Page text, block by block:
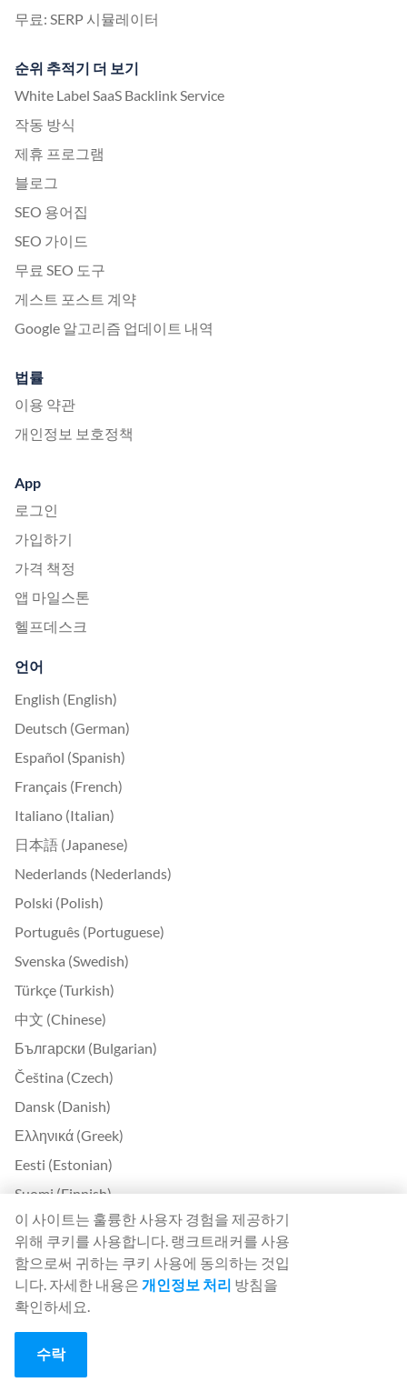
무료: SERP 시뮬레이터
순위 추적기 더 보기
White Label SaaS Backlink Service
작동 방식
제휴 프로그램
블로그
SEO 용어집
SEO 가이드
무료 SEO 도구
게스트 포스트 계약
Google 알고리즘 업데이트 내역
법률
이용 약관
개인정보 보호정책
App
로그인
가입하기
가격 책정
앱 마일스톤
헬프데스크
언어
English (English)
Deutsch (German)
Español (Spanish)
Français (French)
Italiano (Italian)
日本語 (Japanese)
Nederlands (Nederlands)
Polski (Polish)
Português (Portuguese)
Svenska (Swedish)
Türkçe (Turkish)
中文 (Chinese)
Български (Bulgarian)
Čeština (Czech)
Dansk (Danish)
Ελληνικά (Greek)
Eesti (Estonian)
Suomi (Finnish)
Magyar (Hungarian)
Indonesia (Indonesian)
Lietuvių (Lithuanian)
Latviešu (Latvian)
Română (Romanian)
이 사이트는 훌륭한 사용자 경험을 제공하기
위해 쿠키를 사용합니다. 랭크트래커를 사용
함으로써 귀하는 쿠키 사용에 동의하는 것입
니다. 자세한 내용은 개인정보 처리 방침을
확인하세요.
수락